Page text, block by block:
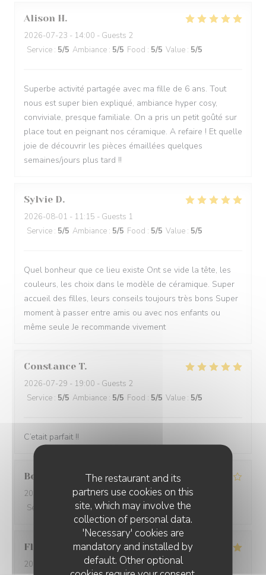
The restaurant and its
partners use cookies on this
site, which may involve the
collection of personal data.
'Necessary' cookies are
mandatory and installed by
default. Other optional
Alison H
2026-07-23 - 14:00 - Guests 2
Service : 5/5 Ambiance : 5/5 Food : 5/5 Value : 5/5
Superbe activité partagée avec ma fille de 6 ans. Tout
nous est super bien expliqué, ambiance hyper cosy,
conviviale, presque familiale. On a pris un petit goûté sur
place tout en peignant nos céramique. A refaire ! Et quelle
joie de découvrir les pièces émaillées quelques
semaines/jours plus tard !!
Sylvie D
2026-08-01 - 11:15 - Guests 1
Service : 5/5 Ambiance : 5/5 Food : 5/5 Value : 5/5
Quel bonheur que ce lieu existe Ont se vide la tête, les
couleurs, les choix dans le modèle de céramique. Super
accueil des filles, leurs conseils toujours très bons Super
moment à passer entre amis ou avec nos enfants ou
même seule Je recommande vivement
Constance T
2026-07-29 - 19:00 - Guests 2
Service : 5/5 Ambiance : 5/5 Food : 5/5 Value : 5/5
C’etait parfait !!
Bertille
2026-07-25
- 16:45 - Guests 3
Service
Ambiance: 4/5 Food:4/5 Value:
Floriane B
2026-07-29
- 10:30 - Guests 4